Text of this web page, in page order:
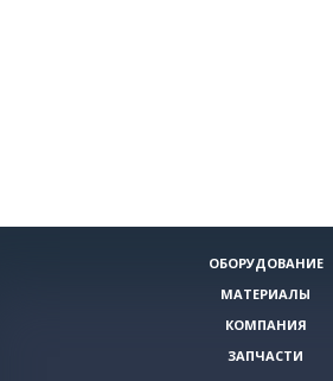
ОБОРУДОВАНИЕ
МАТЕРИАЛЫ
КОМПАНИЯ
ЗАПЧАСТИ